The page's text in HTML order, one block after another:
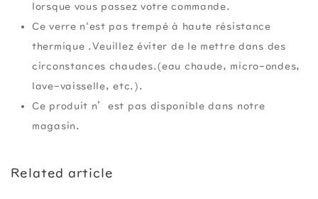
lorsque vous passez votre commande.
Ce verre n'est pas trempé à haute résistance
thermique .Veuillez éviter de le mettre dans des
circonstances chaudes.(eau chaude, micro-ondes,
lave-vaisselle, etc.).
Ce produit n’est pas disponible dans notre
magasin.
Related article